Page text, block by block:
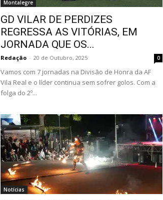
Montalegre
GD VILAR DE PERDIZES
REGRESSA AS VITÓRIAS, EM
JORNADA QUE OS...
Redação - 20 de Outubro, 2025 0
Vamos com 7 jornadas na Divisão de Honra da AF
Vila Real e o líder continua sem sofrer golos. Com a
folga do 2º...
Notícias